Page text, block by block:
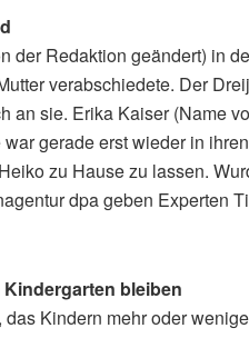
der Redaktion geändert) in
verabschiedete. Der
an sie. Erika Kaiser (Name
gerade erst wieder in
zu Hause zu lassen.
dpa geben Experten
bleiben
Kindern mehr oder